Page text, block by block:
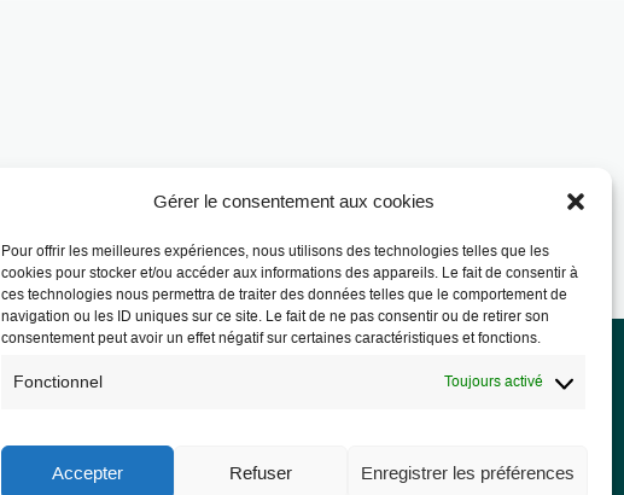
Gérer le consentement aux cookies
Pour offrir les meilleures expériences, nous utilisons des technologies telles que les
cookies pour stocker et/ou accéder aux informations des appareils. Le fait de consentir à
ces technologies nous permettra de traiter des données telles que le comportement de
navigation ou les ID uniques sur ce site. Le fait de ne pas consentir ou de retirer son
consentement peut avoir un effet négatif sur certaines caractéristiques et fonctions.
Fonctionnel Toujours activé
Accepter Refuser Enregistrer les préférences
Mentions légales
RGPD